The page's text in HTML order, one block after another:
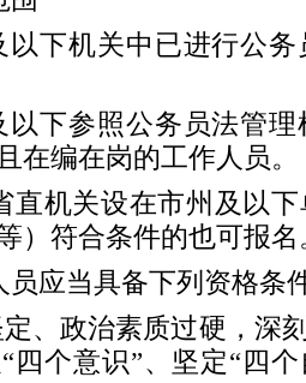
以下机关中已进行公
以下参照公务员法管
在编在岗的工作人员。
直机关设在市州及以
）符合条件的也可报名
员应当具备下列资格条
、政治素质过硬，深
四个意识”、坚定“四